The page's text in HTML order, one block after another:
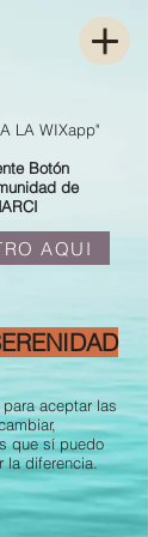
AQUI
LA WIXapp"
Botón
de
aceptar las
que sí puedo
la diferencia.